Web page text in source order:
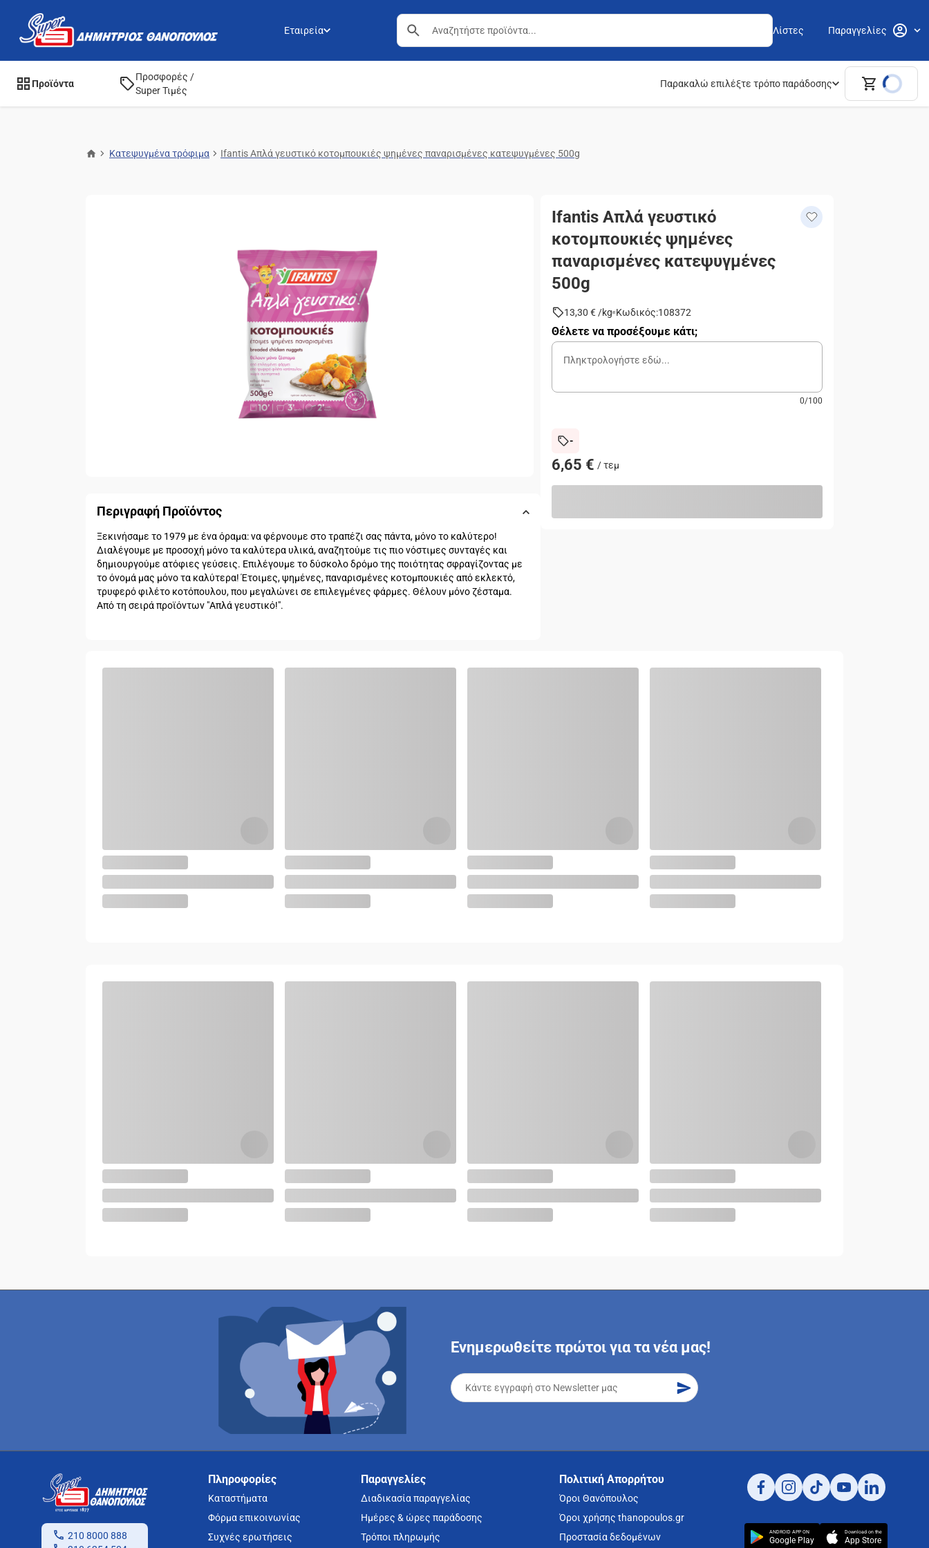
Εταιρεία Λίστες Παραγγελίες
Προϊόντα
Προσφορές /
Super Τιμές
Παρακαλώ επιλέξτε τρόπο παράδοσης
Κατεψυγμένα τρόφιμα Ifantis Aπλά γευστικό κοτομπουκιές ψημένες παναρισμένες κατεψυγμένες 500g
Περιγραφή Προϊόντος
Ξεκινήσαμε το 1979 με ένα όραμα: να φέρνουμε στο τραπέζι σας πάντα, μόνο το καλύτερο!
Διαλέγουμε με προσοχή μόνο τα καλύτερα υλικά, αναζητούμε τις πιο νόστιμες συνταγές και
δημιουργούμε ατόφιες γεύσεις. Επιλέγουμε το δύσκολο δρόμο της ποιότητας σφραγίζοντας με
το όνομά μας μόνο τα καλύτερα! Έτοιμες, ψημένες, παναρισμένες κοτομπουκιές από εκλεκτό,
τρυφερό φιλέτο κοτόπουλου, που μεγαλώνει σε επιλεγμένες φάρμες. Θέλουν μόνο ζέσταμα.
Από τη σειρά προϊόντων "Απλά γευστικό!".
Ifantis Aπλά γευστικό
κοτομπουκιές ψημένες
παναρισμένες κατεψυγμένες
500g
13,30 €/kg Κωδικός:108372
Θέλετε να προσέξουμε κάτι;
0/100
-
6,65 € /τεμ
Ενημερωθείτε πρώτοι για τα νέα μας!
210 8000 888
Πληροφορίες
Καταστήματα
Φόρμα επικοινωνίας
Συχνές ερωτήσεις
Παραγγελίες
Διαδικασία παραγγελίας
Ημέρες & ώρες παράδοσης
Τρόποι πληρωμής
Πολιτική Απορρήτου
Όροι Θανόπουλος
Όροι χρήσης thanopoulos.gr
Προστασία δεδομένων
ANDROID APP ON
Google Play
Download on the
App Store